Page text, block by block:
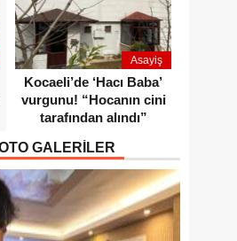
Asayiş
Kocaeli’de ‘Hacı Baba’
vurgunu! “Hocanın cini
tarafından alındı”
GALERİLER